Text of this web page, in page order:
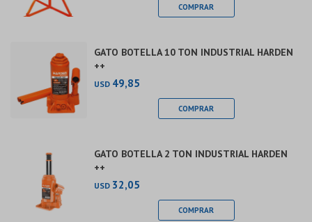
GATO BOTELLA 10 TON INDUSTRIAL HARDEN
++
USD 49,85
GATO BOTELLA 2 TON INDUSTRIAL HARDEN
++
USD 32,05